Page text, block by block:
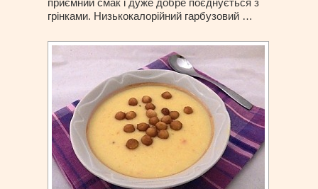
грінками. Низькокалорійний гарбузовий …